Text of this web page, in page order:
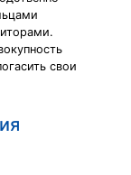
свои